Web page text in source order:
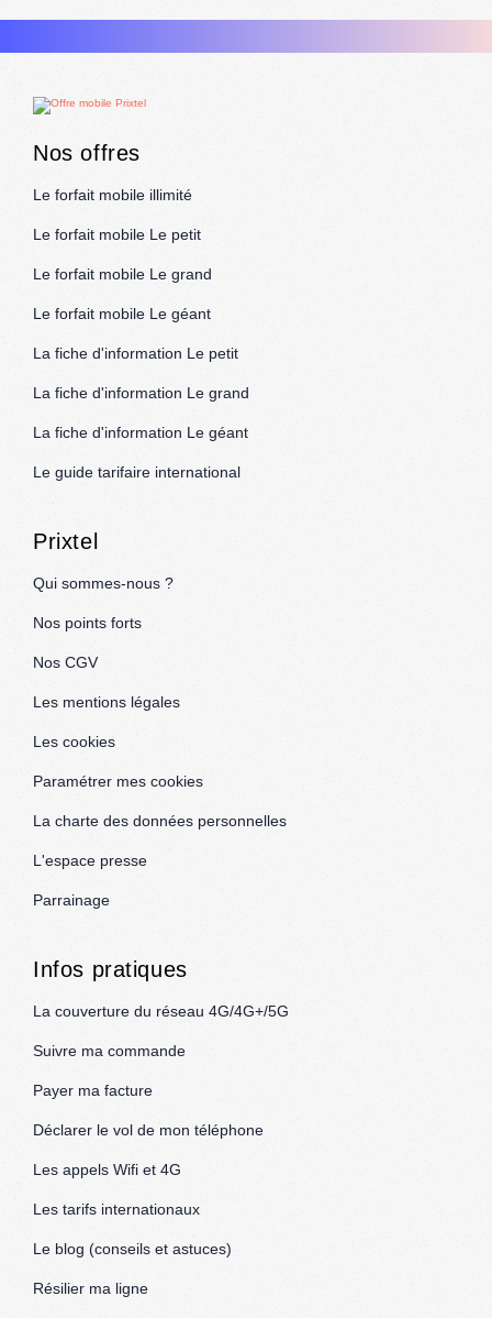
Nos offres
Le forfait mobile illimité
Le forfait mobile Le petit
Le forfait mobile Le grand
Le forfait mobile Le géant
La fiche d'information Le petit
La fiche d'information Le grand
La fiche d'information Le géant
Le guide tarifaire international
Prixtel
Qui sommes-nous ?
Nos points forts
Nos CGV
Les mentions légales
Les cookies
Paramétrer mes cookies
La charte des données personnelles
L'espace presse
Parrainage
Infos pratiques
La couverture du réseau 4G/4G+/5G
Suivre ma commande
Payer ma facture
Déclarer le vol de mon téléphone
Les appels Wifi et 4G
Les tarifs internationaux
Le blog (conseils et astuces)
Résilier ma ligne